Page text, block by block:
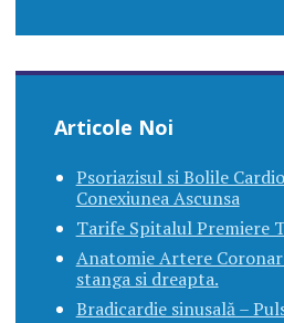
Articole Noi
Psoriazisul si Bolile
Conexiunea Ascunsa
Tarife Spitalul Premiere
Anatomie Artere
stanga si dreapta.
Bradicardie sinusală –